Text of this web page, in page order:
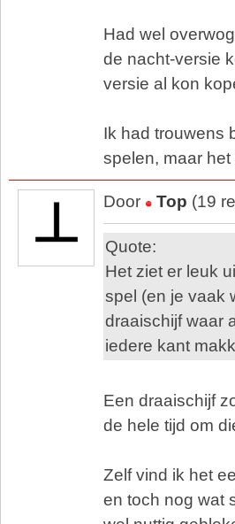
Had wel
de nacht-versie
versie al kon
Ik had trouwens
spelen, maar
Door Top (19
Quote:
Het ziet er leuk
spel (en je vaak
draaischijf waar
iedere kant
Een draaischijf
de hele tijd om
Zelf vind ik het
en toch nog wat